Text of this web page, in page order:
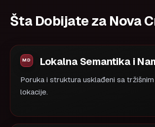
Šta Dobijate za Nova
Lokalna Semantika i
Poruka i struktura usklađeni sa
lokacije.